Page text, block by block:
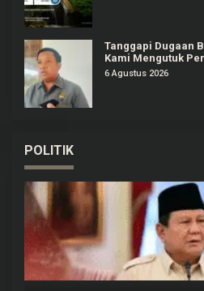
Tanggapi Dugaan
Kami Mengutuk
6 Agustus 2026
POLITIK